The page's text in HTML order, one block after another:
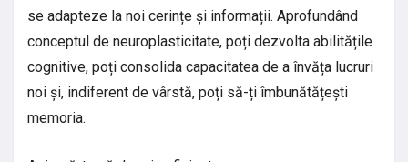
se adapteze la noi cerințe și informații. Aprofundând
conceptul de neuroplasticitate, poți dezvolta abilitățile
cognitive, poți consolida capacitatea de a învăța lucruri
noi și, indiferent de vârstă, poți să-ți îmbunătățești
memoria.